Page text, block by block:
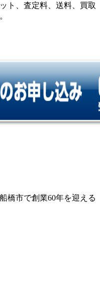
ト、査定料、送料、買取
橋市で創業60年を迎える